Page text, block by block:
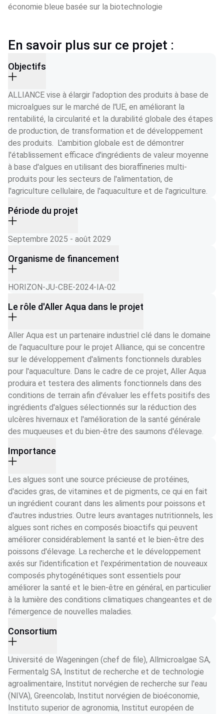
économie bleue basée sur la biotechnologie
En savoir plus sur ce projet :
Objectifs
ALLIANCE vise à élargir l'adoption des produits à base de
microalgues sur le marché de l'UE, en améliorant la
rentabilité, la circularité et la durabilité globale des étapes
de production, de transformation et de développement
des produits.  L'ambition globale est de démontrer
l'établissement efficace d'ingrédients de valeur moyenne
à base d'algues en utilisant des bioraffineries multi-
produits pour les secteurs de l'alimentation, de
l'agriculture cellulaire, de l'aquaculture et de l'agriculture.
Période du projet
Septembre 2025 - août 2029
Organisme de financement
HORIZON-JU-CBE-2024-IA-02
Le rôle d'Aller Aqua dans le projet
Aller Aqua est un partenaire industriel clé dans le domaine
de l'aquaculture pour le projet Alliance, qui se concentre
sur le développement d'aliments fonctionnels durables
pour l'aquaculture. Dans le cadre de ce projet, Aller Aqua
produira et testera des aliments fonctionnels dans des
conditions de terrain afin d'évaluer les effets positifs des
ingrédients d'algues sélectionnés sur la réduction des
ulcères hivernaux et l'amélioration de la santé générale
des muqueuses et du bien-être des saumons d'élevage.
Importance
Les algues sont une source précieuse de protéines,
d'acides gras, de vitamines et de pigments, ce qui en fait
un ingrédient courant dans les aliments pour poissons et
d'autres industries. Outre leurs avantages nutritionnels, les
algues sont riches en composés bioactifs qui peuvent
améliorer considérablement la santé et le bien-être des
poissons d'élevage. La recherche et le développement
axés sur l'identification et l'expérimentation de nouveaux
composés phytogénétiques sont essentiels pour
améliorer la santé et le bien-être en général, en particulier
à la lumière des conditions climatiques changeantes et de
l'émergence de nouvelles maladies.
Consortium
Université de Wageningen (chef de file), Allmicroalgae SA,
Fermentalg SA, Institut de recherche et de technologie
agroalimentaire, Institut norvégien de recherche sur l'eau
(NIVA), Greencolab, Institut norvégien de bioéconomie,
Instituto superior de agronomia, Institut européen de